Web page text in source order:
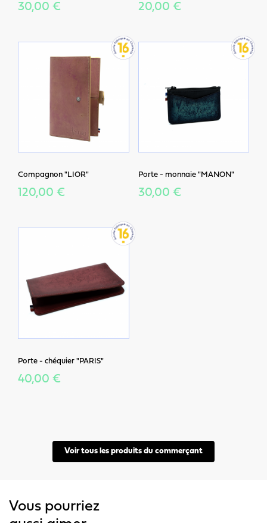
30,00 € 20,00 €
Compagnon "LIOR"
120,00 €
Porte - monnaie "MANON"
30,00 €
Porte - chéquier "PARIS"
40,00 €
Voir tous les produits du commerçant
Vous pourriez